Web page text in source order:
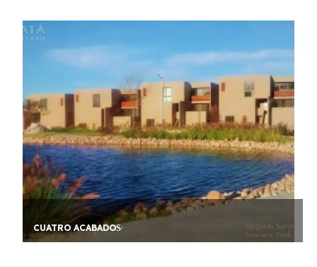
CUATRO ACABADOS̷